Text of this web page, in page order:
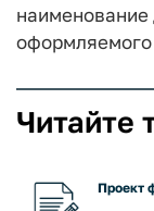
наименование
Читайте
Проект